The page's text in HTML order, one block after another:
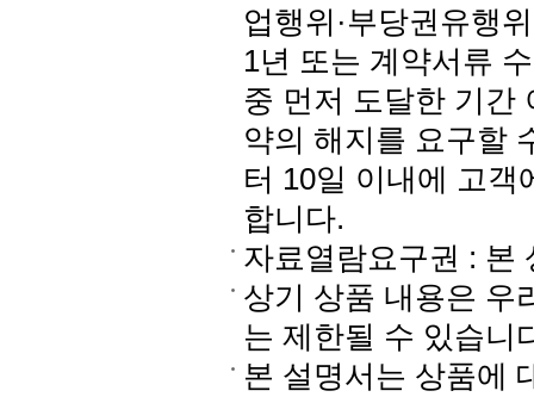
업행위·부당권유행
1년 또는 계약서류
중 먼저 도달한 기간
약의 해지를 요구할
터 10일 이내에 고객
합니다.
자료열람요구권 : 본
상기 상품 내용은 우
는 제한될 수 있습니
본 설명서는 상품에